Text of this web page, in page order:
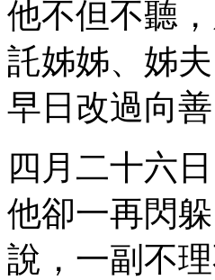
他不但不聽
託姊姊、姊
早日改過向善
四月二十六
他卻一再閃
說，一副不